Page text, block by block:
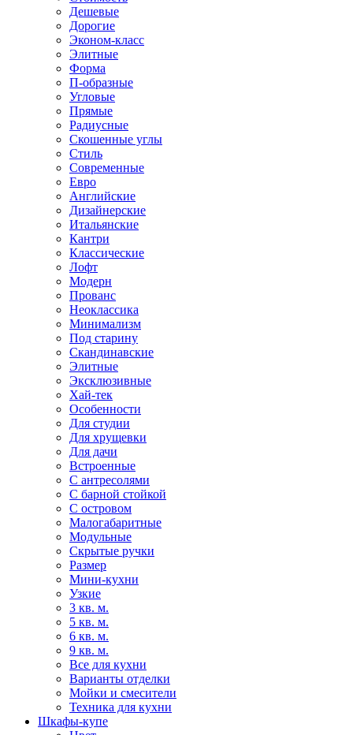
Дешевые
Дорогие
Эконом-класс
Элитные
Форма
П-образные
Угловые
Прямые
Радиусные
Скошенные углы
Стиль
Современные
Евро
Английские
Дизайнерские
Итальянские
Кантри
Классические
Лофт
Модерн
Прованс
Неоклассика
Минимализм
Под старину
Скандинавские
Элитные
Эксклюзивные
Хай-тек
Особенности
Для студии
Для хрущевки
Для дачи
Встроенные
С антресолями
С барной стойкой
С островом
Малогабаритные
Модульные
Скрытые ручки
Размер
Мини-кухни
Узкие
3 кв. м.
5 кв. м.
6 кв. м.
9 кв. м.
Все для кухни
Варианты отделки
Мойки и смесители
Техника для кухни
Шкафы-купе